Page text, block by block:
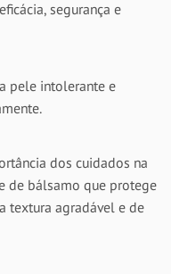
segurança e
pele intolerante e
dos cuidados na
de bálsamo que protege
textura agradável e de